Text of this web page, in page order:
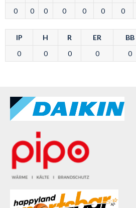
0
0 0 0 0 0 0
IP H R ER BB
0
0 0 0 0